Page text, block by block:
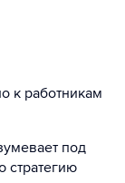
к работникам
под
стратегию